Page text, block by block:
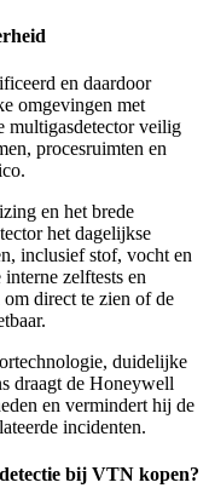
en daardoor
omgevingen met
multigasdetector veilig
procesruimten en
en het brede
het dagelijkse
inclusief stof, vocht en
zelftests en
direct te zien of de
duidelijke
draagt de Honeywell
en vermindert hij de
incidenten.
bij VTN kopen?